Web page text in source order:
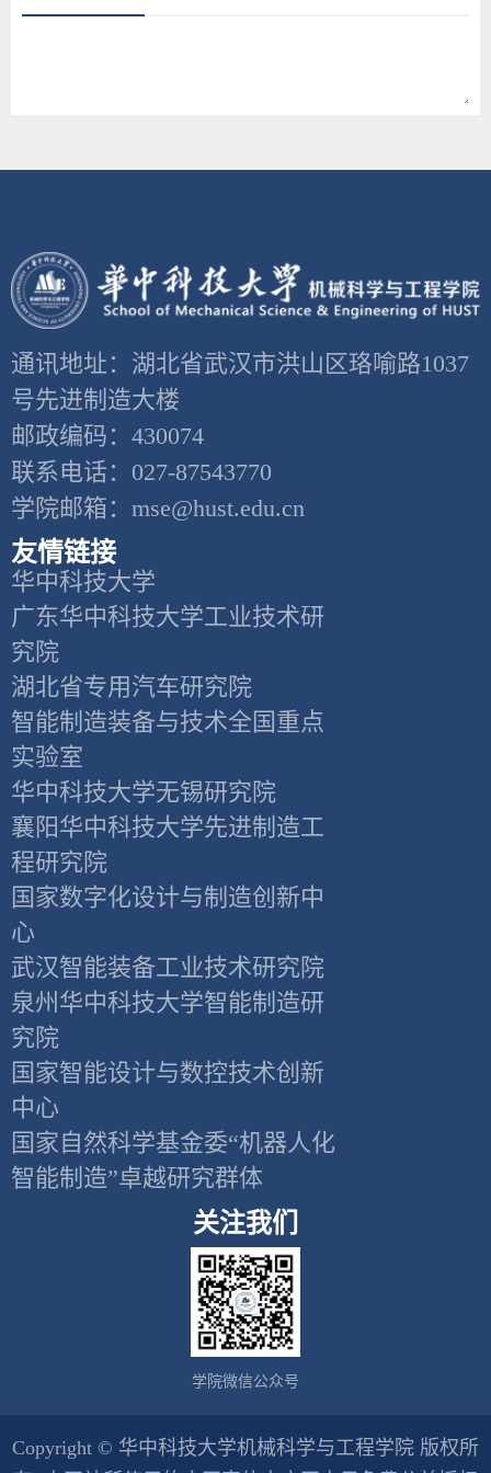
通讯地址：湖北省武汉市洪山区珞喻路1037
号先进制造大楼
邮政编码：430074
联系电话：027-87543770
学院邮箱：mse@hust.edu.cn
友情链接
华中科技大学
广东华中科技大学工业技术研
究院
湖北省专用汽车研究院
智能制造装备与技术全国重点
实验室
华中科技大学无锡研究院
襄阳华中科技大学先进制造工
程研究院
国家数字化设计与制造创新中
心
武汉智能装备工业技术研究院
泉州华中科技大学智能制造研
究院
国家智能设计与数控技术创新
中心
国家自然科学基金委“机器人化
智能制造”卓越研究群体
关注我们
学院微信公众号
Copyright © 华中科技大学机械科学与工程学院 版权所